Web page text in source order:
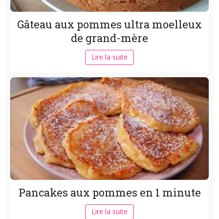
Gâteau aux pommes ultra moelleux
de grand-mère
Lire la suite
Pancakes aux pommes en 1 minute
Lire la suite